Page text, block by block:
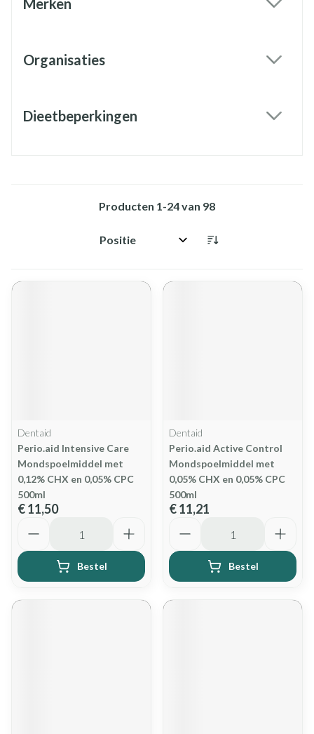
Merken
Organisaties
Dieetbeperkingen
Producten 1-24van 98
Sorteer op:
Dentaid
Perio.aid Intensive Care
Mondspoelmiddel met
0,12% CHX en 0,05% CPC
500ml
€ 11,50
Bestel
Dentaid
Perio.aid Active Control
Mondspoelmiddel met
0,05% CHX en 0,05% CPC
500ml
€ 11,21
Bestel